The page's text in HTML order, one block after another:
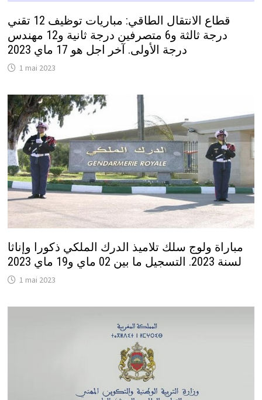
قطاع الانتقال الطاقي: مباريات توظيف 12 تقني
درجة ثالثة و6 متصرفين درجة ثانية و12 مهندس
درجة الأولى. آخر اجل هو 17 ماي 2023
1 mai 2023
مباراة ولوج سلك تلاميذ الدرك الملكي ذكورا وإناثا
لسنة 2023. التسجيل ما بين 02 ماي و19 ماي 2023
1 mai 2023